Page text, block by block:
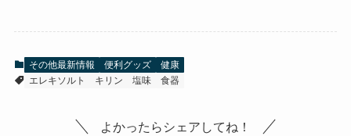
その他最新情報 便利グッズ
健康
エレキソルト
キリン 塩味 食器
よかったらシェアしてね！